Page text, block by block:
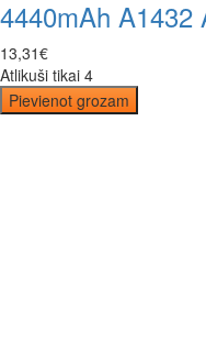
4440mAh A1432
13,31€
Atlikuši tikai 4
Pievienot grozam